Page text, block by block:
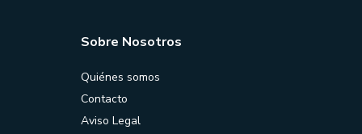
Sobre Nosotros
Quiénes somos
Contacto
Aviso Legal